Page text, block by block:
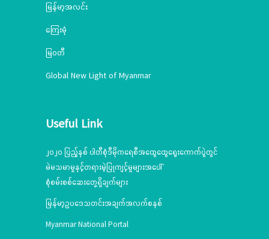
မြန်မာ့အလင်း
ကြေးမုံ
မြဝတီ
Global New Light of Myanmar
Useful Link
၂၀၂၀ ပြည့်နှစ် ပါတီစုံဒီမိုကရေစီအထွေထွေရွေးကောက်ပွဲတွင်
မဲမသမာမှုနှင့်တရားမဲ့ပြုကျင့်မှုများအပေါ်
စုံစမ်းစစ်ဆေးတွေ့ရှိချက်များ
မြန်မာ့ဥပဒေသတင်းအချက်အလက်စနစ်
Myanmar National Portal